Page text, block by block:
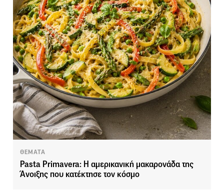
ΘΕΜΑΤΑ
Pasta Primavera: Η αμερικανική μακαρονάδα της
Άνοιξης που κατέκτησε τον κόσμο